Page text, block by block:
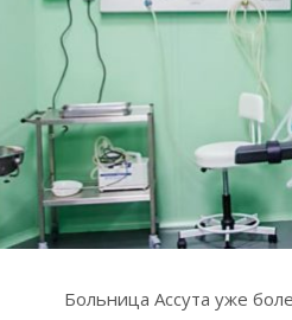
Больница Ассута уже